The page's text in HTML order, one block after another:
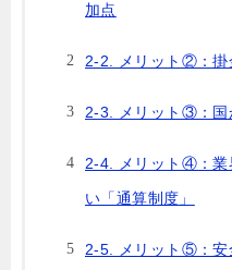
加点
2-2. メリット②：掛
2-3. メリット③：国
2-4. メリット④：業
い「通算制度」
2-5. メリット⑤：安